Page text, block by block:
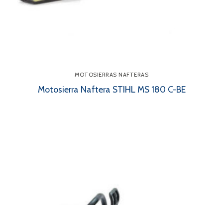
MOTOSIERRAS NAFTERAS
Motosierra Naftera STIHL MS 180 C-BE